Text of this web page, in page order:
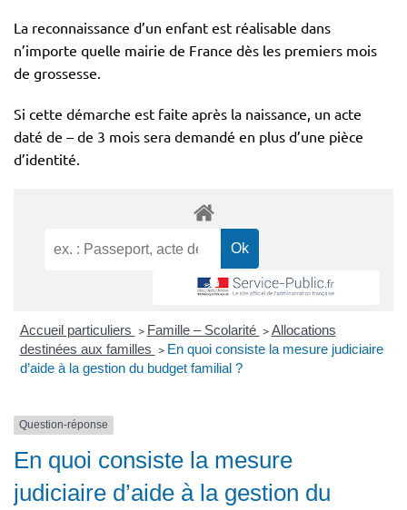
La reconnaissance d’un enfant est réalisable dans
n’importe quelle mairie de France dès les premiers mois
de grossesse.
Si cette démarche est faite après la naissance, un acte
daté de – de 3 mois sera demandé en plus d’une pièce
d’identité.
Accueil particuliers > Famille – Scolarité > Allocations
destinées aux familles > En quoi consiste la mesure judiciaire
d’aide à la gestion du budget familial ?
Question-réponse
En quoi consiste la mesure
judiciaire d’aide à la gestion du